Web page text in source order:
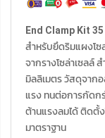
End Clamp Kit 35
สำหรับยึดริมแผงโซ
จากรางโซล่าเซลล์
มิลลิเมตร วัสดุจาก
แรง ทนต่อการกัดก
ต้านแรงลมได้ ติดตั้ง
มาตราฐาน